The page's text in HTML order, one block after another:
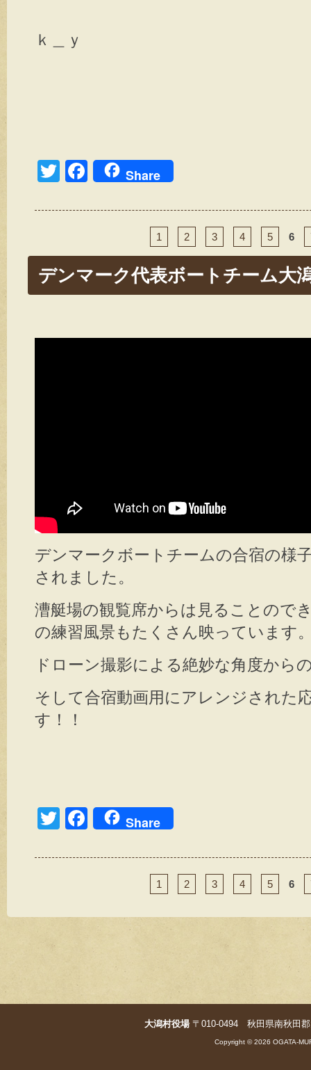
ｋ＿ｙ
T
tt
F
c
b
o
Share
1 2 3 4 5 6
デンマーク代表ボートチーム大
デンマークボートチームの合宿の様
されました。
漕艇場の観覧席からは見ることので
の練習風景もたくさん映っています
ドローン撮影による絶妙な角度から
そして合宿動画用にアレンジされた
す！！
T
tt
F
c
o
o
Share
1 2 3 4 5 6
大潟村役場〒010-0494 秋田県南秋田
Copyright © 2026 OGATA-